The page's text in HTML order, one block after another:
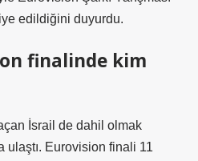
edildiğini duyurdu.
finalinde kim
açan İsrail de dahil olmak
ulaştı. Eurovision finali 11